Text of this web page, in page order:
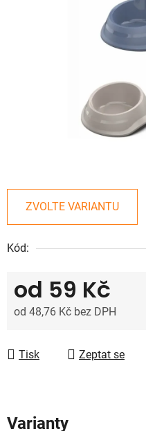
ZVOLTE VARIANTU
Kód:
od 59 Kč
od 48,76 Kč bez DPH
Tisk
Zeptat se
Varianty